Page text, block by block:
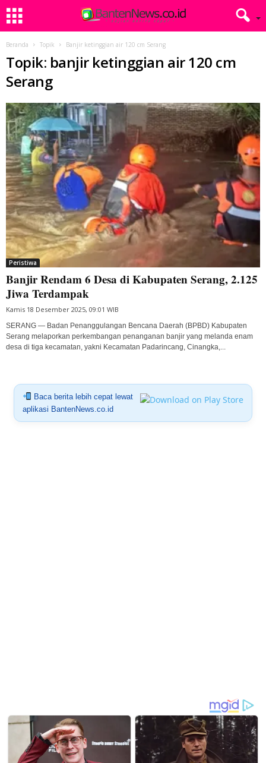
Beranda Topik Banjir ketinggian air 120 cm Serang
Topik: banjir ketinggian air 120 cm
Serang
Peristiwa
Banjir Rendam 6 Desa di Kabupaten Serang, 2.125
Jiwa Terdampak
Kamis 18 Desember 2025, 09:01 WIB
SERANG — Badan Penanggulangan Bencana Daerah (BPBD) Kabupaten
Serang melaporkan perkembangan penanganan banjir yang melanda enam
desa di tiga kecamatan, yakni Kecamatan Padarincang, Cinangka,...
Baca berita lebih cepat lewat
aplikasi BantenNews.co.id